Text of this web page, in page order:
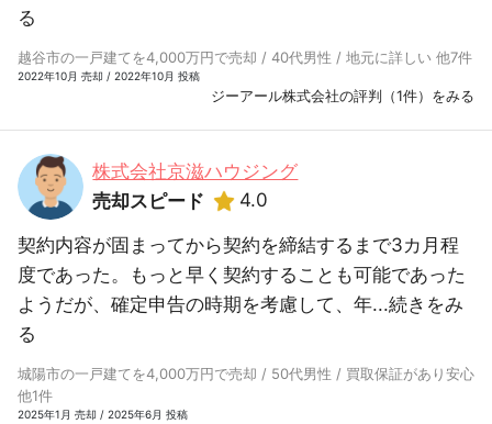
る
越谷市の一戸建てを4,000万円で売却 / 40代男性 / 地元に詳しい 他7件
2022年10月 売却 / 2022年10月 投稿
ジーアール株式会社の評判（1件）をみる
株式会社京滋ハウジング
売却スピード
4.0
契約内容が固まってから契約を締結するまで3カ月程
度であった。もっと早く契約することも可能であった
ようだが、確定申告の時期を考慮して、年...続きをみ
る
城陽市の一戸建てを4,000万円で売却 / 50代男性 / 買取保証があり安心
他1件
2025年1月 売却 / 2025年6月 投稿